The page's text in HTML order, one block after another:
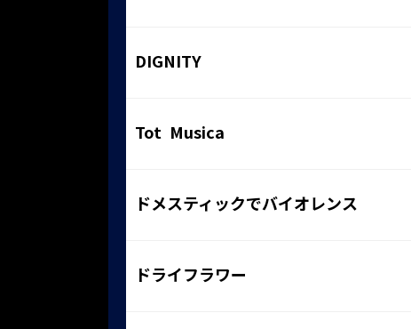
DIGNITY
Tot Musica
ドメスティックでバイオレンス
ドライフラワー